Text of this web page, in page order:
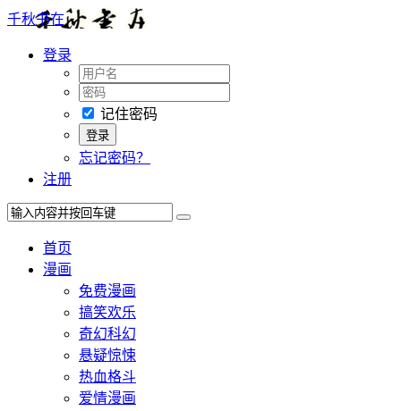
千秋书在
登录
记住密码
忘记密码？
注册
首页
漫画
免费漫画
搞笑欢乐
奇幻科幻
悬疑惊悚
热血格斗
爱情漫画